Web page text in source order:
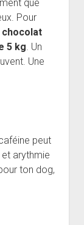
que
Pour
chocolat
5 kg . Un
Une
peut
arythmie
ton dog,